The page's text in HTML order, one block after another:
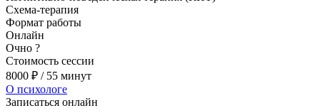
Схема-терапия
Формат работы
Онлайн
Очно ?
Стоимость сессии
8000 ₽ / 55 минут
О психологе
Записаться онлайн